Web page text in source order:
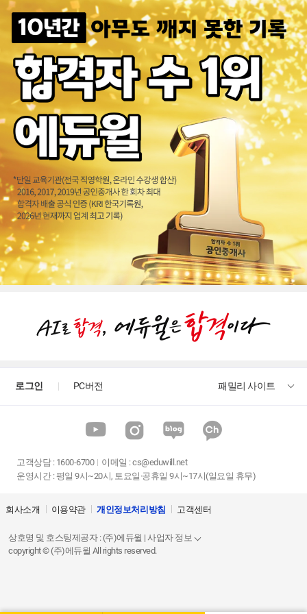
로그인 PC버전 패밀리 사이트
고객상담: 1600-6700 이메일 :cs@eduwill.net
운영시간 : 평일 9시~20시, 토요일·공휴일 9시~17시(일요일 휴무)
회사소개 이용약관 개인정보처리방침 고객센터
상호명 및 호스팅제공자 : (주)에듀윌 | 사업자 정보
copyright © (주)에듀윌 All rights reserved.